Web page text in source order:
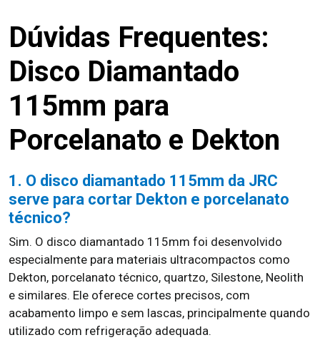
Dúvidas Frequentes:
Disco Diamantado
115mm para
Porcelanato e Dekton
1. O disco diamantado 115mm da JRC
serve para cortar Dekton e porcelanato
técnico?
Sim. O disco diamantado 115mm foi desenvolvido
especialmente para materiais ultracompactos como
Dekton, porcelanato técnico, quartzo, Silestone, Neolith
e similares. Ele oferece cortes precisos, com
acabamento limpo e sem lascas, principalmente quando
utilizado com refrigeração adequada.